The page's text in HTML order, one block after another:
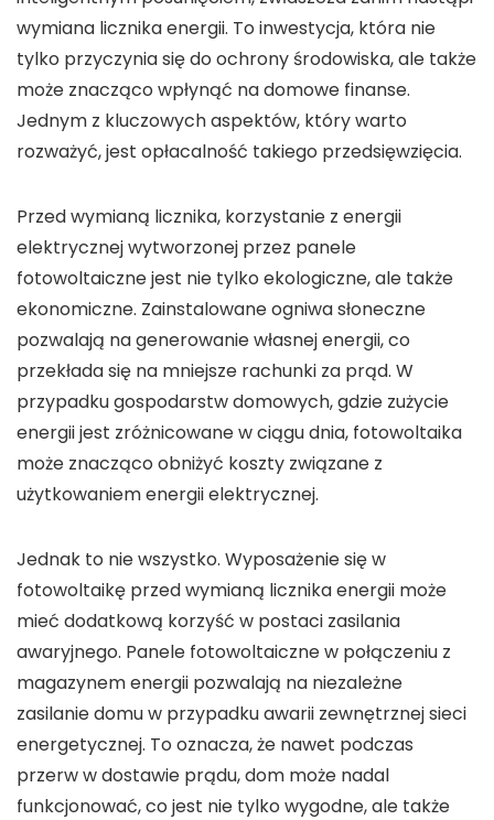
wymiana licznika energii. To inwestycja, która nie
tylko przyczynia się do ochrony środowiska, ale także
może znacząco wpłynąć na domowe finanse.
Jednym z kluczowych aspektów, który warto
rozważyć, jest opłacalność takiego przedsięwzięcia.
Przed wymianą licznika, korzystanie z energii
elektrycznej wytworzonej przez panele
fotowoltaiczne jest nie tylko ekologiczne, ale także
ekonomiczne. Zainstalowane ogniwa słoneczne
pozwalają na generowanie własnej energii, co
przekłada się na mniejsze rachunki za prąd. W
przypadku gospodarstw domowych, gdzie zużycie
energii jest zróżnicowane w ciągu dnia, fotowoltaika
może znacząco obniżyć koszty związane z
użytkowaniem energii elektrycznej.
Jednak to nie wszystko. Wyposażenie się w
fotowoltaikę przed wymianą licznika energii może
mieć dodatkową korzyść w postaci zasilania
awaryjnego. Panele fotowoltaiczne w połączeniu z
magazynem energii pozwalają na niezależne
zasilanie domu w przypadku awarii zewnętrznej sieci
energetycznej. To oznacza, że nawet podczas
przerw w dostawie prądu, dom może nadal
funkcjonować, co jest nie tylko wygodne, ale także